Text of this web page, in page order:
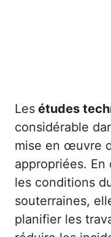
Les études
considérable
mise en œuvre
appropriées.
les conditions
souterraines,
planifier les